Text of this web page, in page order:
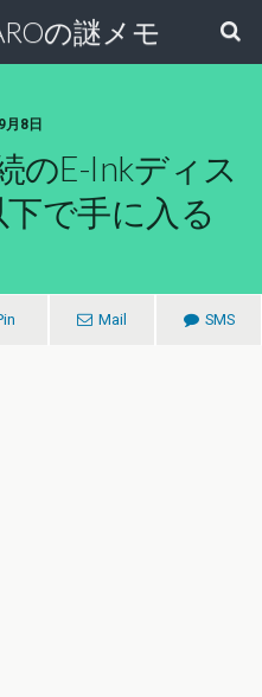
の謎メモ
月8日
のE-Inkディス
で手に入る
Mail SMS